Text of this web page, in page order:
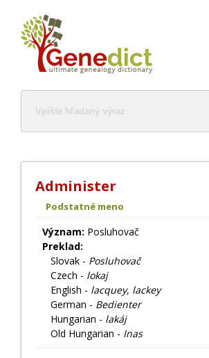
Administer
Podstatné meno
Význam: Posluhovač
Preklad:
Slovak - Posluhovač
Czech - lokaj
English - lacquey, lackey
German - Bedienter
Hungarian - lakáj
Old Hungarian - Inas